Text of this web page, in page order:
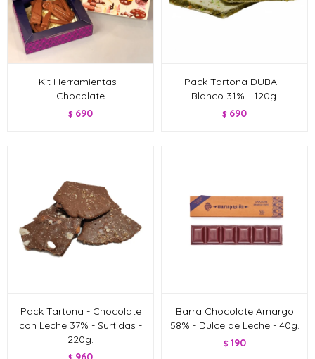
Kit Herramientas -
Chocolate
$ 690
Pack Tartona DUBAI -
Blanco 31% - 120g.
$ 690
Pack Tartona - Chocolate
con Leche 37% - Surtidas -
220g.
Barra Chocolate Amargo
58% - Dulce de Leche - 40g.
$ 190